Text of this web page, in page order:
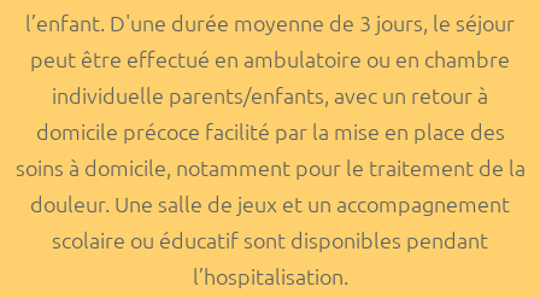
l’enfant. D'une durée moyenne de 3 jours, le séjour
peut être effectué en ambulatoire ou en chambre
individuelle parents/enfants, avec un retour à
domicile précoce facilité par la mise en place des
soins à domicile, notamment pour le traitement de la
douleur. Une salle de jeux et un accompagnement
scolaire ou éducatif sont disponibles pendant
l’hospitalisation.